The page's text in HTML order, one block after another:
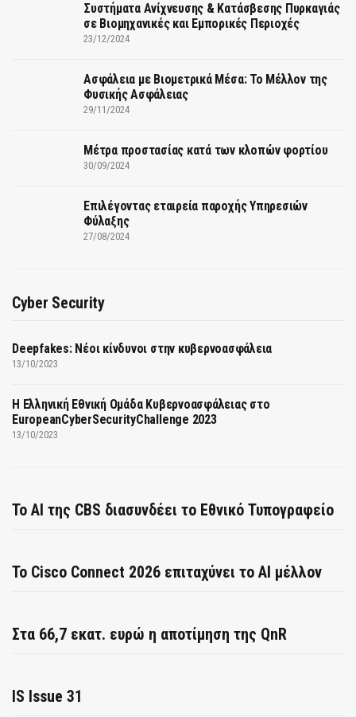
Συστήματα Ανίχνευσης & Κατάσβεσης Πυρκαγιάς
σε Βιομηχανικές και Εμπορικές Περιοχές
23/12/2024
Ασφάλεια με Βιομετρικά Μέσα: Το Μέλλον της
Φυσικής Ασφάλειας
29/11/2024
Μέτρα προστασίας κατά των κλοπών φορτίου
30/09/2024
Επιλέγοντας εταιρεία παροχής Υπηρεσιών
Φύλαξης
27/08/2024
Cyber Security
Deepfakes: Νέοι κίνδυνοι στην κυβερνοασφάλεια
13/10/2023
Η Ελληνική Εθνική Ομάδα Κυβερνοασφάλειας στο
EuropeanCyberSecurityChallenge 2023
13/10/2023
Το AI της CBS διασυνδέει το Εθνικό Τυπογραφείο
Το Cisco Connect 2026 επιταχύνει το AI μέλλον
Στα 66,7 εκατ. ευρώ η αποτίμηση της QnR
IS Issue 31